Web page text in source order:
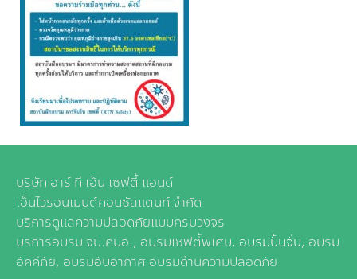
บริษัท อาร์ ที เอ็น เซฟตี้ แอนด์
เอ็นไวรอนเมนต์คอนซัลแตนท์ จำกัด
บริการดูแลความปลอดภัยแบบครบวงจร
บริการอบรม จป.คปอ., อบรมเซฟตี้พิเศษ, อบรมปั้นจั่น, อบรม
อัคคีภัย, อบรมอับอากาศ อบรมด้านความปลอดภัย